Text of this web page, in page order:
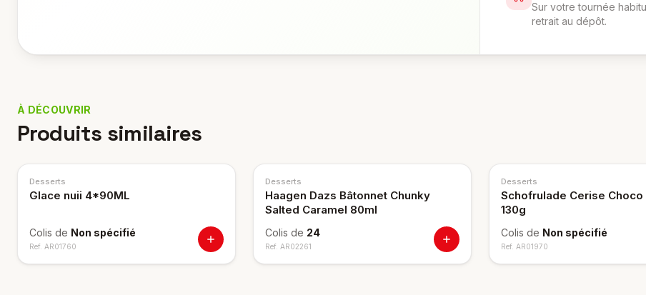
Sur votre tournée
retrait au dépôt.
À DÉCOUVRIR
Produits similaires
Desserts
Glace nuii 4*90ML
Colis de Non spécifié
Ref. AR01760
Desserts
Haagen Dazs Bâtonnet Chunky
Salted Caramel 80ml
Colis de 24
Ref. AR02261
Desserts
Schofrulade Cerise Choco
130g
Colis de Non spécifié
Ref. AR01970